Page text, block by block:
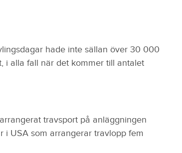
hade inte sällan över 30 000
i alla fall när det kommer till antalet
travsport på anläggningen
i USA som arrangerar travlopp fem